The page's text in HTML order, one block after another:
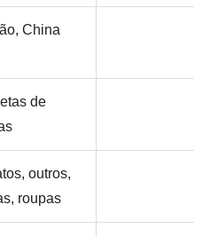
China
de
outros,
roupas